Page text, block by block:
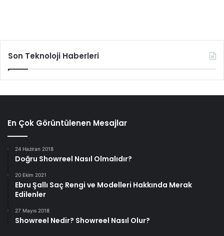
Son Teknoloji Haberleri
En Çok Görüntülenen Mesajlar
24 Haziran 2018
Doğru Showreel Nasıl Olmalıdır?
20 Ekim 2021
Ebru Şallı Saç Rengi ve Modelleri Hakkında Merak
Edilenler
27 Mayıs 2018
Showreel Nedir? Showreel Nasıl Olur?